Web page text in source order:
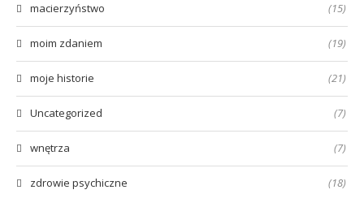
macierzyństwo (15)
moim zdaniem (19)
moje historie (21)
Uncategorized (7)
wnętrza (7)
zdrowie psychiczne (18)